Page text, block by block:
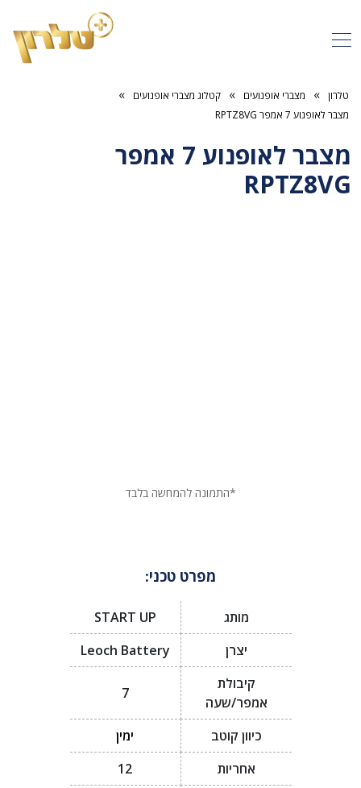
טלרון » מצברי אופנועים » קטלוג מצברי אופנועים »
מצבר לאופנוע 7 אמפר RPTZ8VG
מצבר לאופנוע 7 אמפר
RPTZ8VG
*התמונה להמחשה בלבד
מפרט טכני:
מותג
START UP
יצרן
Leoch Battery
קיבולת
אמפר/שעה
7
כיוון קוטב
ימין
אחריות
12